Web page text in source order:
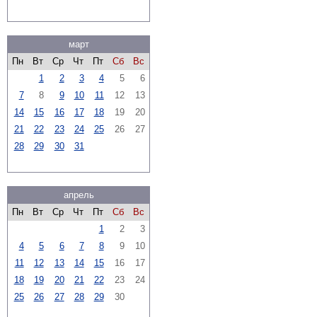
март
Пн
Вт Ср Чт Пт Сб
Вс
1
2 3 4 5
6
7
8 9 10 11 12
13
14
15 16 17 18 19
20
21
22 23 24 25 26
27
28
29 30 31
апрель
Пн
Вт Ср Чт Пт Сб
Вс
1
2
3
4
5 6 7 8 9
10
11
12 13 14 15 16
17
18
19 20 21 22 23
24
25
26 27 28 29 30